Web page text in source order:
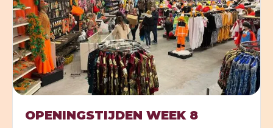
OPENINGSTIJDEN WEEK 8